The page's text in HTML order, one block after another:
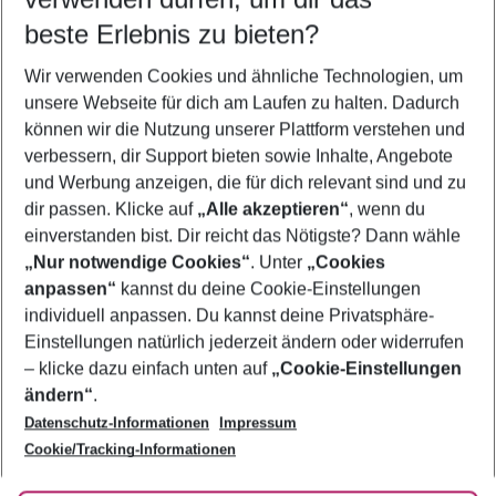
5-8 Nächte
2 Erwachsene Keine Kinder
Mehr Filter anzeigen
Footer
Footer navigation
Über uns
AGB
Bestpreisgarantie
Cookie-Einstellungen ändern
Cookie-Richtlinie
Agenturbetreuung
Barrierefreies Reisen
Folge uns
beste Erlebnis zu bieten?
Wir verwenden Cookies und ähnliche Technologien, um
unsere Webseite für dich am Laufen zu halten. Dadurch
können wir die Nutzung unserer Plattform verstehen und
verbessern, dir Support bieten sowie Inhalte, Angebote
und Werbung anzeigen, die für dich relevant sind und zu
dir passen. Klicke auf „Alle akzeptieren“, wenn du
einverstanden bist. Dir reicht das Nötigste? Dann wähle
„Nur notwendige Cookies“. Unter „Cookies
anpassen“ kannst du deine Cookie-Einstellungen
individuell anpassen. Du kannst deine Privatsphäre-
Einstellungen natürlich jederzeit ändern oder widerrufen
– klicke dazu einfach unten auf „Cookie-Einstellungen
ändern“.
Datenschutz-Informationen
Impressum
Cookie/Tracking-Informationen